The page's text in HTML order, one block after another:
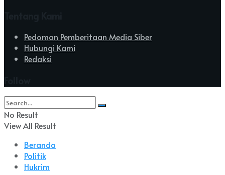
Pedoman Pemberitaan Media Siber
Hubungi Kami
Redaksi
No Result
View All Result
Beranda
Politik
Hukrim